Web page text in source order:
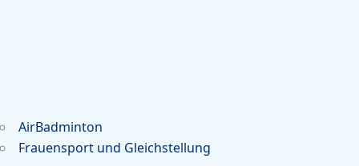
AirBadminton
Frauensport und Gleichstellung